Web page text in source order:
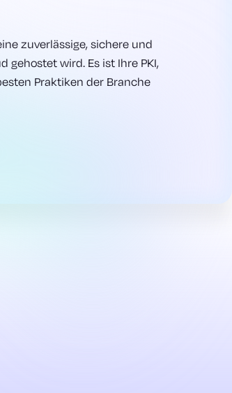
zuverlässige, sichere und
gehostet wird. Es ist Ihre PKI,
Praktiken der Branche